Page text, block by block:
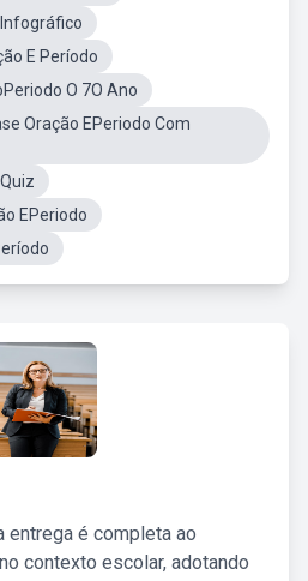
E Período
O 7O Ano
Oração EPeriodo Com
EPeriodo
entrega é completa ao
contexto escolar, adotando